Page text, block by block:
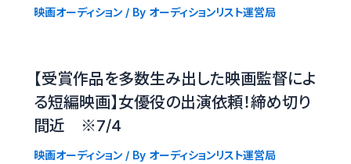
映画オーディション/ By オーディションリスト運営局
【受賞作品を多数生み出した映画監督によ
る短編映画】女優役の出演依頼！締め切り
間近 ※7/4
映画オーディション/ By オーディションリスト運営局